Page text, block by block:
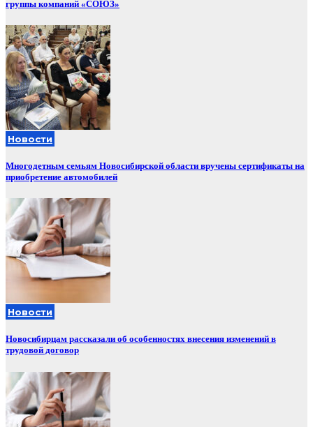
группы компаний «СОЮЗ»
Новости
Многодетным семьям Новосибирской области вручены сертификаты на
приобретение автомобилей
Новости
Новосибирцам рассказали об особенностях внесения изменений в
трудовой договор